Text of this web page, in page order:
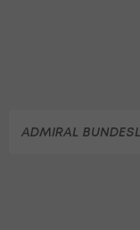
ADMIRAL